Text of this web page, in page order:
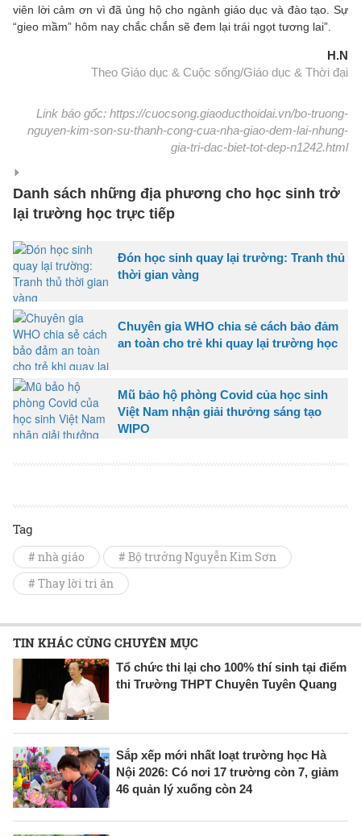
viên lời cảm ơn vì đã ủng hộ cho ngành giáo dục và đào tạo. Sự
“gieo mầm” hôm nay chắc chắn sẽ đem lại trái ngọt tương lai”.
H.N
Theo Giáo dục & Cuộc sống/Giáo dục & Thời đại
Link báo gốc: https://cuocsong.giaoducthoidai.vn/bo-truong-
nguyen-kim-son-su-thanh-cong-cua-nha-giao-dem-lai-nhung-
gia-tri-dac-biet-tot-dep-n1242.html
Danh sách những địa phương cho học sinh trở
lại trường học trực tiếp
Đón học sinh quay lại trường: Tranh thủ
thời gian vàng
Chuyên gia WHO chia sẻ cách bảo đảm
an toàn cho trẻ khi quay lại trường học
Mũ bảo hộ phòng Covid của học sinh
Việt Nam nhận giải thưởng sáng tạo
WIPO
Tag
# nhà giáo
# Bộ trưởng Nguyễn Kim Sơn
# Thay lời tri ân
TIN KHÁC CÙNG CHUYÊN MỤC
Tổ chức thi lại cho 100% thí sinh tại điểm
thi Trường THPT Chuyên Tuyên Quang
Sắp xếp mới nhất loạt trường học Hà
Nội 2026: Có nơi 17 trường còn 7, giảm
46 quản lý xuống còn 24